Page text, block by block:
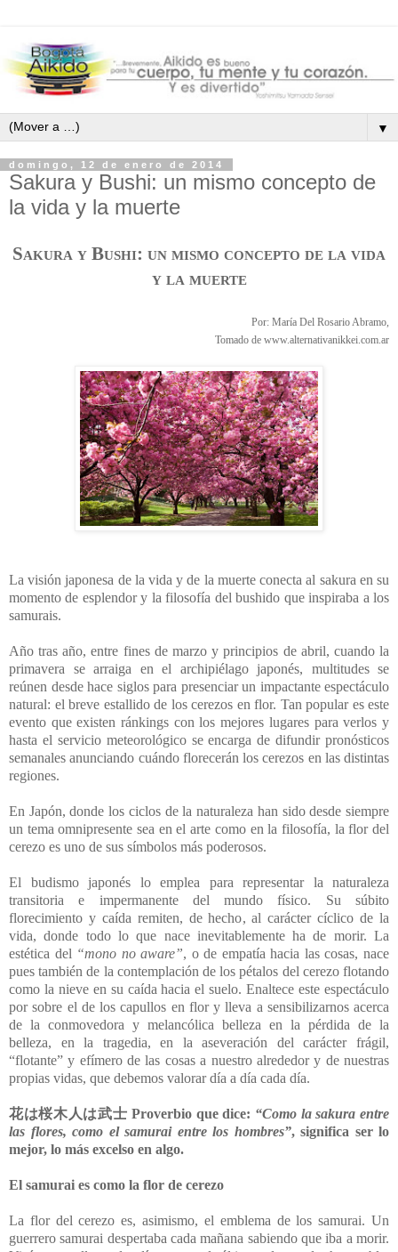
▼
domingo, 12 de enero de 2014
Sakura y Bushi: un mismo concepto de
la vida y la muerte
Sakura y Bushi: un mismo concepto de la vida
y la muerte
Por: María Del Rosario Abramo,
Tomado de www.alternativanikkei.com.ar
La visión japonesa de la vida y de la muerte conecta al sakura en su
momento de esplendor y la filosofía del bushido que inspiraba a los
samurais.
Año tras año, entre fines de marzo y principios de abril, cuando la
primavera se arraiga en el archipiélago japonés, multitudes se
reúnen desde hace siglos para presenciar un impactante espectáculo
natural: el breve estallido de los cerezos en flor. Tan popular es este
evento que existen ránkings con los mejores lugares para verlos y
hasta el servicio meteorológico se encarga de difundir pronósticos
semanales anunciando cuándo florecerán los cerezos en las distintas
regiones.
En Japón, donde los ciclos de la naturaleza han sido desde siempre
un tema omnipresente sea en el arte como en la filosofía, la flor del
cerezo es uno de sus símbolos más poderosos.
El budismo japonés lo emplea para representar la naturaleza
transitoria e impermanente del mundo físico. Su súbito
florecimiento y caída remiten, de hecho, al carácter cíclico de la
vida, donde todo lo que nace inevitablemente ha de morir. La
estética del “mono no aware”, o de empatía hacia las cosas, nace
pues también de la contemplación de los pétalos del cerezo flotando
como la nieve en su caída hacia el suelo. Enaltece este espectáculo
por sobre el de los capullos en flor y lleva a sensibilizarnos acerca
de la conmovedora y melancólica belleza en la pérdida de la
belleza, en la tragedia, en la aseveración del carácter frágil,
“flotante” y efímero de las cosas a nuestro alrededor y de nuestras
propias vidas, que debemos valorar día a día cada día.
花は桜木人は武士 Proverbio que dice: “Como la sakura entre
las flores, como el samurai entre los hombres”, significa ser lo
mejor, lo más excelso en algo.
El samurai es como la flor de cerezo
La flor del cerezo es, asimismo, el emblema de los samurai. Un
guerrero samurai despertaba cada mañana sabiendo que iba a morir.